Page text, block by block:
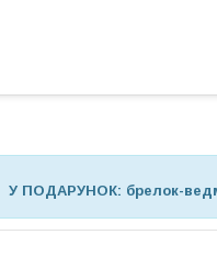
У ПОДАРУНОК: брелок-